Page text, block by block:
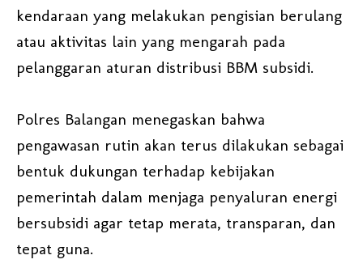
kendaraan yang melakukan pengisian berulang
atau aktivitas lain yang mengarah pada
pelanggaran aturan distribusi BBM subsidi.
Polres Balangan menegaskan bahwa
pengawasan rutin akan terus dilakukan sebagai
bentuk dukungan terhadap kebijakan
pemerintah dalam menjaga penyaluran energi
bersubsidi agar tetap merata, transparan, dan
tepat guna.